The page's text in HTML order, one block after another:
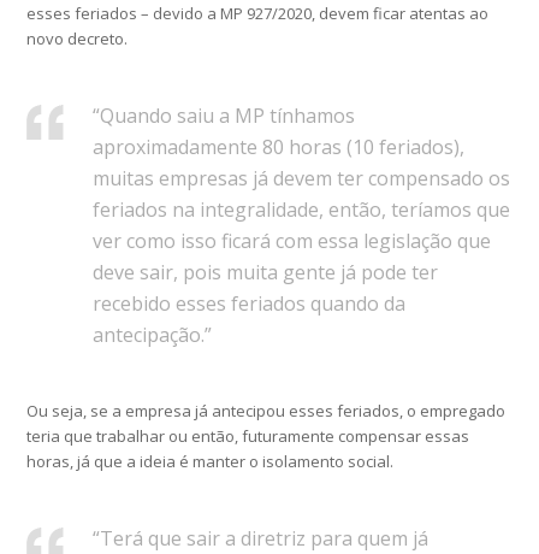
esses feriados – devido a MP 927/2020, devem ficar atentas ao
novo decreto.
“Quando saiu a MP tínhamos
aproximadamente 80 horas (10 feriados),
muitas empresas já devem ter compensado os
feriados na integralidade, então, teríamos que
ver como isso ficará com essa legislação que
deve sair, pois muita gente já pode ter
recebido esses feriados quando da
antecipação.”
Ou seja, se a empresa já antecipou esses feriados, o empregado
teria que trabalhar ou então, futuramente compensar essas
horas, já que a ideia é manter o isolamento social.
“Terá que sair a diretriz para quem já